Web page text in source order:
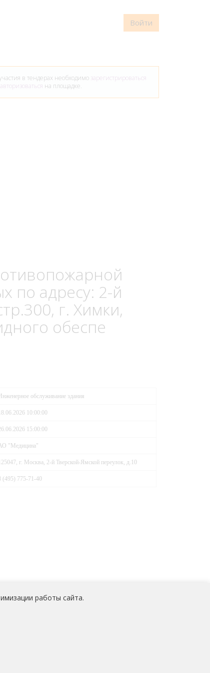
Войти
в тендерах необходимо зарегистрироваться
авторизоваться на площадке.
по адресу: 2-й
г. Химки,
обеспе
Инженерное обслуживание здания
18.06.2026 10:00:00
15:00:00
"Медицина"
125047, г. Москва, 2-й Тверской-Ямской переулок, д.10
(495) 775-71-40
работы сайта.